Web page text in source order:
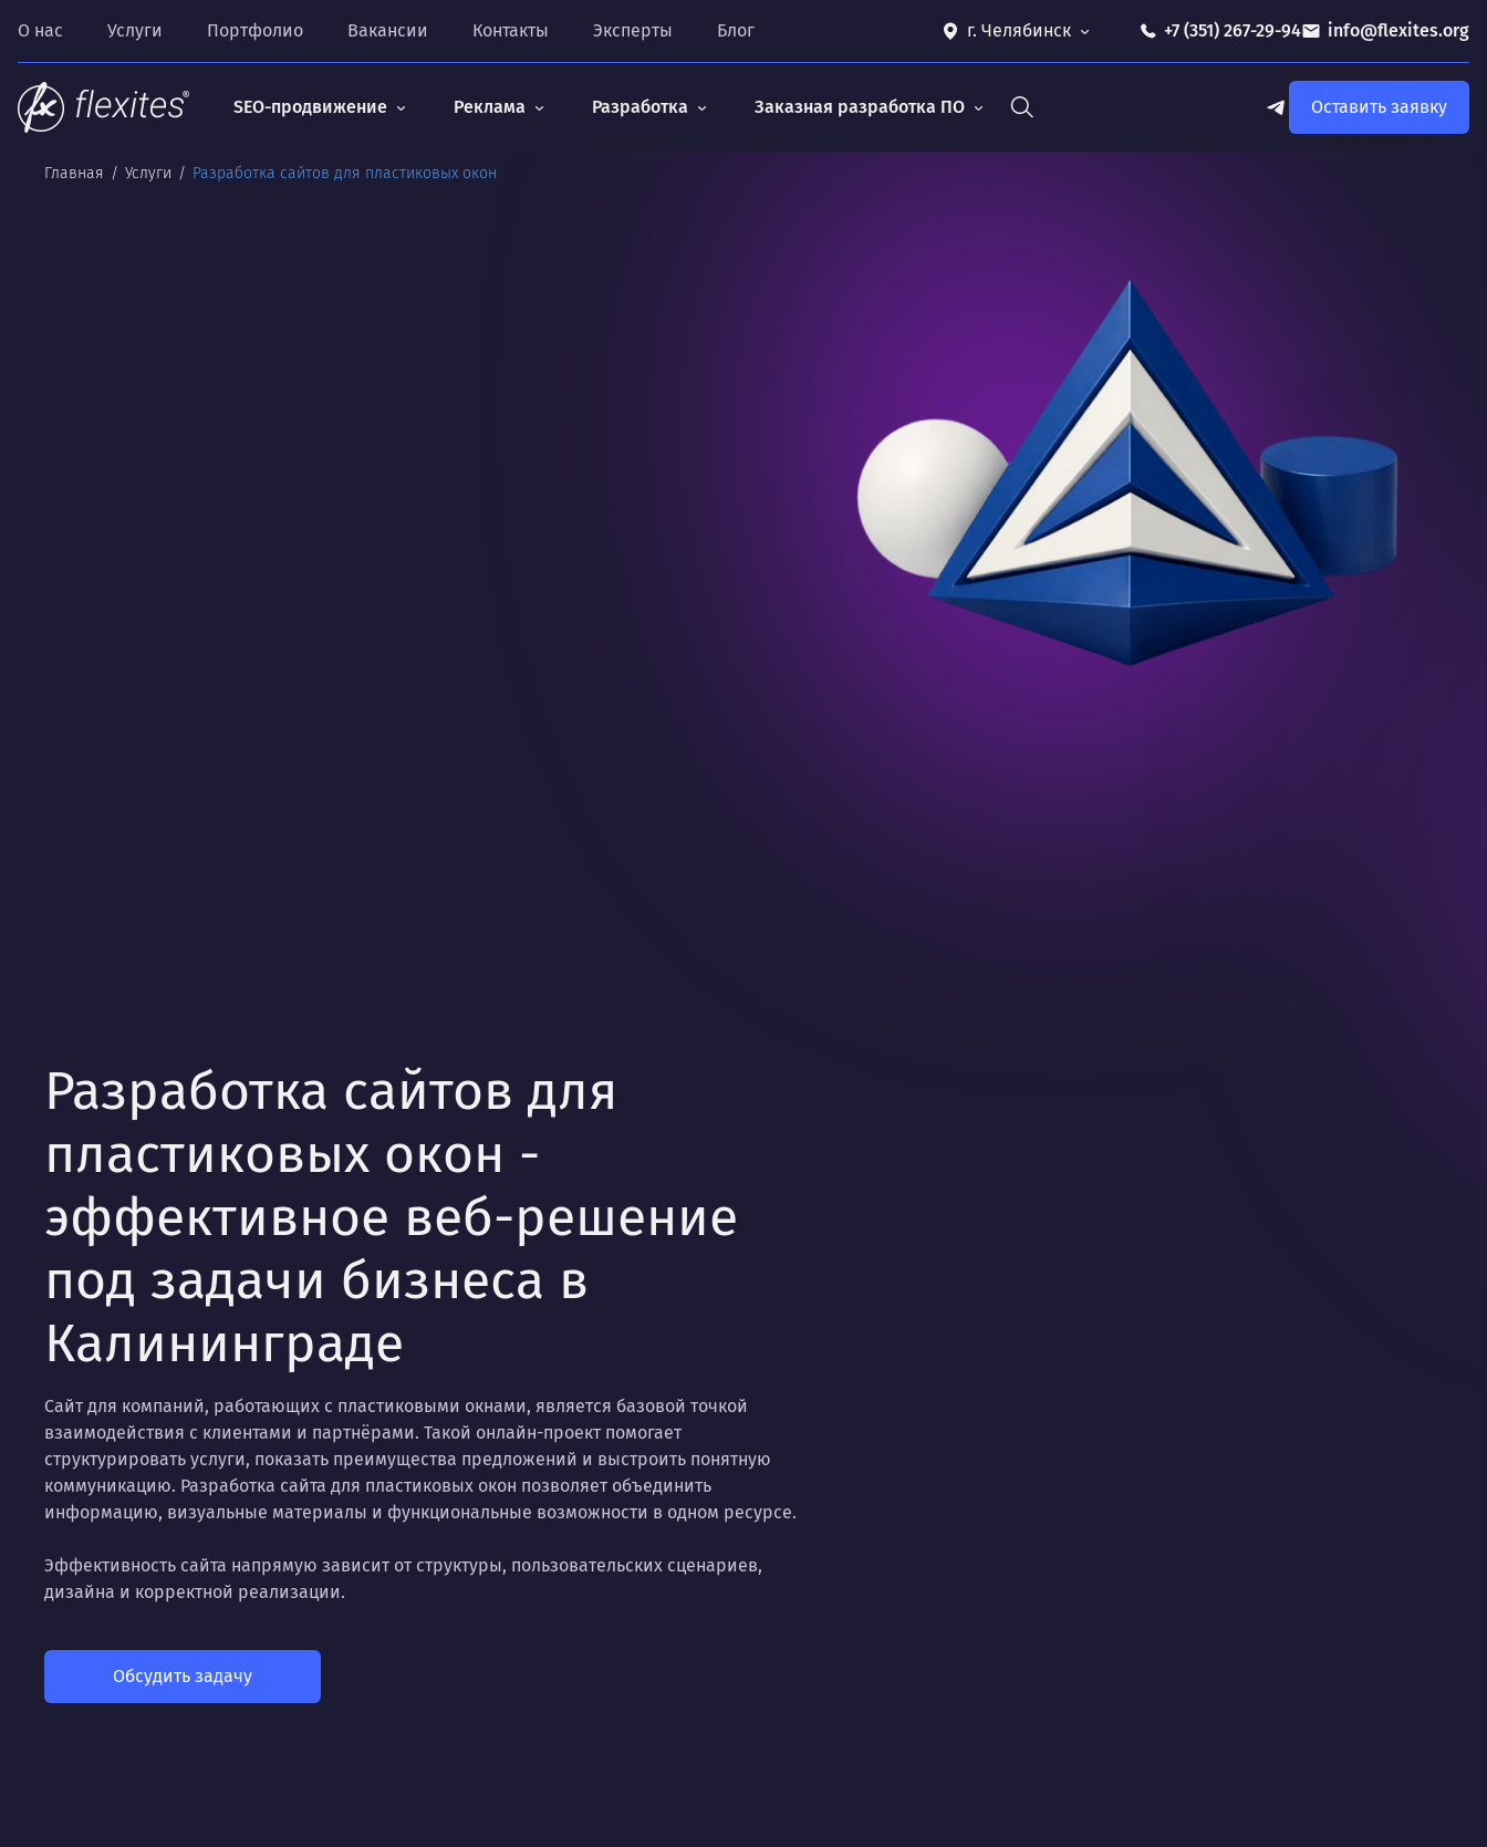
О нас Услуги Портфолио Вакансии Контакты Эксперты Блог г. Челябинск +7 (351) 267-29-94 info@flexites.org
SEO-продвижение Реклама Разработка Заказная разработка ПО Оставить заявку
Главная Услуги Разработка сайтов для пластиковых окон
Разработка сайтов для
пластиковых окон -
эффективное веб-решение
под задачи бизнеса в
Калининграде
Сайт для компаний, работающих с пластиковыми окнами, является базовой точкой
взаимодействия с клиентами и партнёрами. Такой онлайн-проект помогает
структурировать услуги, показать преимущества предложений и выстроить понятную
коммуникацию. Разработка сайта для пластиковых окон позволяет объединить
информацию, визуальные материалы и функциональные возможности в одном ресурсе.
Эффективность сайта напрямую зависит от структуры, пользовательских сценариев,
дизайна и корректной реализации.
Обсудить задачу